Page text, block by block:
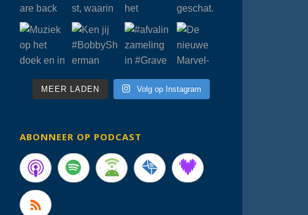
MEER LADEN Volg op Instagram
ABONNEER OP PODCAST